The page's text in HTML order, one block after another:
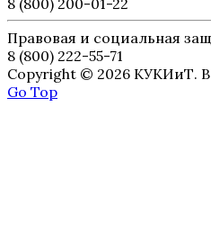
Правовая и социальная
8 (800) 222-55-71
Copyright © 2026 КУКИиТ.
Go Top